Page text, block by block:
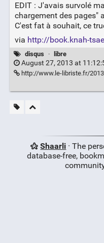
EDIT : J'avais survolé
chargement des pages"
C'est fat à souhait, ce
via http://book.knah-
disqus · libre
August 27, 2013 at
http://www.le-libriste.fr/2013/
Shaarli · The
database-free,